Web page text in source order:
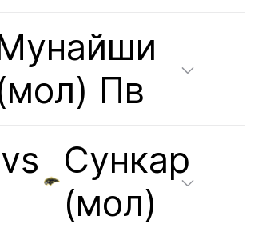
Пв
vs
Сункар
(мол)